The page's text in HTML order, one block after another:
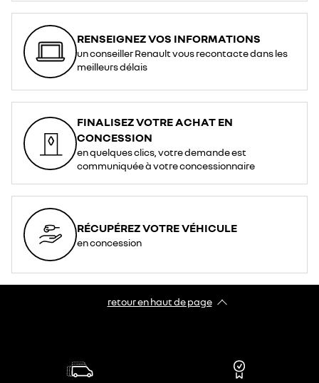
RENSEIGNEZ VOS INFORMATIONS
un conseiller Renault vous recontacte dans les
meilleurs délais
FINALISEZ VOTRE ACHAT EN
CONCESSION
en quelques clics, votre demande est
communiquée à votre concessionnaire
RÉCUPÉREZ VOTRE VÉHICULE
en concession
retour en haut de page​